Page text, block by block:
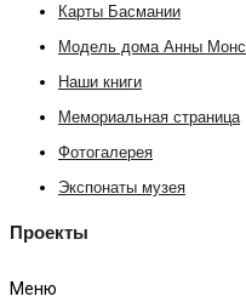
Карты Басмании
Модель дома Анны Монс
Наши книги
Мемориальная страница
Фотогалерея
Экспонаты музея
Проекты
Меню